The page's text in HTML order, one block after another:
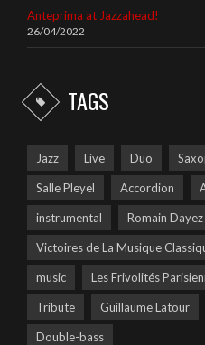
Anteprima at Jazzahead!
26/04/2022
TAGS
Jazz Live Duo
Salle Pleyel Accordion
instrumental Romain Dayez
Victoires de La Musique
music Les Frivolités
Tribute Guillaume Latour
Double-bass